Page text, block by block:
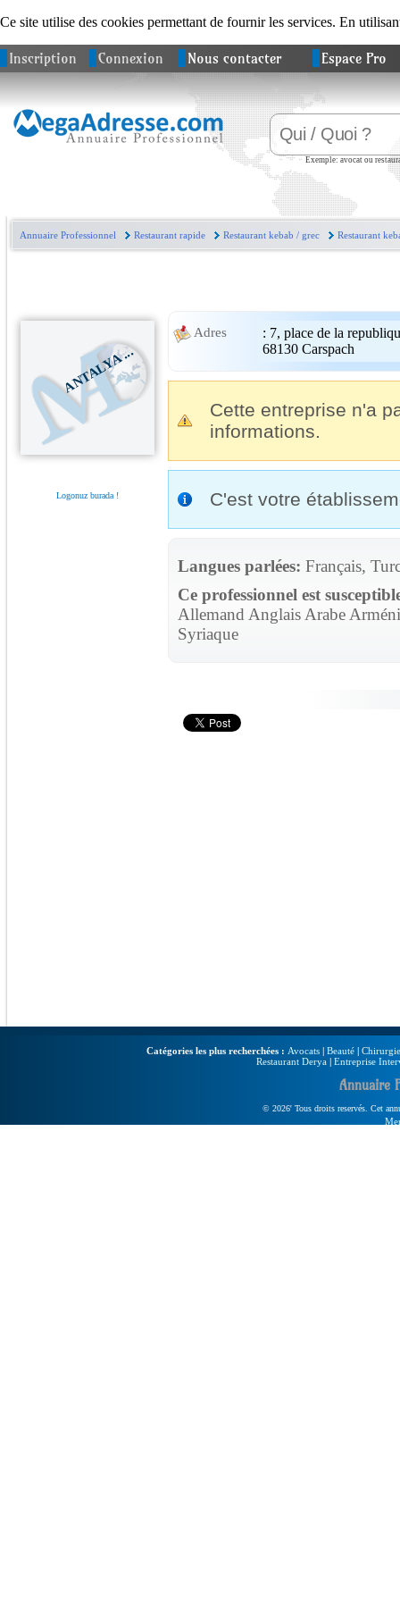
Ce site utilise des cookies permettant de fournir les services. En
Inscription Connexion Nous contacter Espace Pro
Exemple: avocat ou
Annuaire Professionnel Restaurant rapide Restaurant kebab / grec Restaurant
ANTALYA ...
Logonuz burada !
Adres : 7, place de la
68130 Carspach
Cette entreprise n'a
informations.
C'est votre
Langues parlées: Français,
Ce professionnel est
Allemand Anglais Arabe
Syriaque
Catégories les plus recherchées : Avocats | Beauté |
Restaurant Derya | Entreprise
Annuaire
© 2026' Tous droits reservés. Cet